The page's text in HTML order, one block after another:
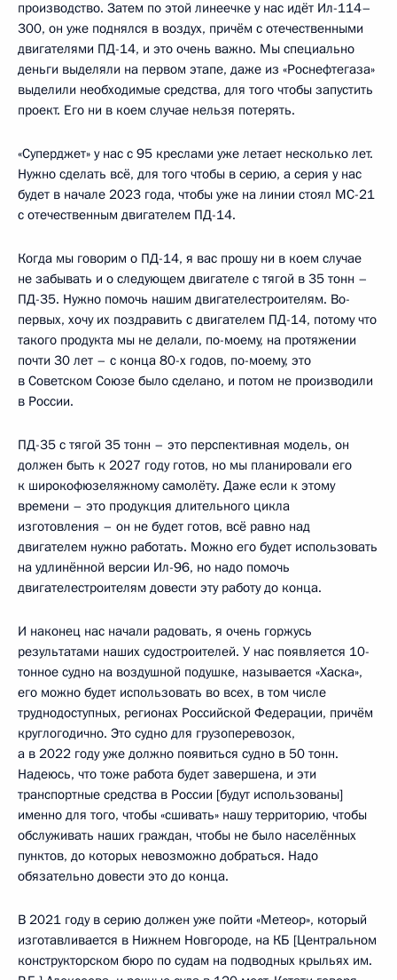
производство. Затем по этой линеечке у нас идёт Ил-114–
300, он уже поднялся в воздух, причём с отечественными
двигателями ПД-14, и это очень важно. Мы специально
деньги выделяли на первом этапе, даже из «Роснефтегаза»
выделили необходимые средства, для того чтобы запустить
проект. Его ни в коем случае нельзя потерять.
«Суперджет» у нас с 95 креслами уже летает несколько лет.
Нужно сделать всё, для того чтобы в серию, а серия у нас
будет в начале 2023 года, чтобы уже на линии стоял МС-21
с отечественным двигателем ПД-14.
Когда мы говорим о ПД-14, я вас прошу ни в коем случае
не забывать и о следующем двигателе с тягой в 35 тонн –
ПД-35. Нужно помочь нашим двигателестроителям. Во-
первых, хочу их поздравить с двигателем ПД-14, потому что
такого продукта мы не делали, по-моему, на протяжении
почти 30 лет – с конца 80-х годов, по-моему, это
в Советском Союзе было сделано, и потом не производили
в России.
ПД-35 с тягой 35 тонн – это перспективная модель, он
должен быть к 2027 году готов, но мы планировали его
к широкофюзеляжному самолёту. Даже если к этому
времени – это продукция длительного цикла
изготовления – он не будет готов, всё равно над
двигателем нужно работать. Можно его будет использовать
на удлинённой версии Ил-96, но надо помочь
двигателестроителям довести эту работу до конца.
И наконец нас начали радовать, я очень горжусь
результатами наших судостроителей. У нас появляется 10-
тонное судно на воздушной подушке, называется «Хаска»,
его можно будет использовать во всех, в том числе
труднодоступных, регионах Российской Федерации, причём
круглогодично. Это судно для грузоперевозок,
а в 2022 году уже должно появиться судно в 50 тонн.
Надеюсь, что тоже работа будет завершена, и эти
транспортные средства в России [будут использованы]
именно для того, чтобы «сшивать» нашу территорию, чтобы
обслуживать наших граждан, чтобы не было населённых
пунктов, до которых невозможно добраться. Надо
обязательно довести это до конца.
В 2021 году в серию должен уже пойти «Метеор», который
изготавливается в Нижнем Новгороде, на КБ [Центральном
конструкторском бюро по судам на подводных крыльях им.